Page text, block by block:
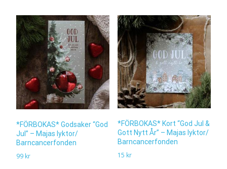
*FÖRBOKAS* Godsaker “God
Jul” – Majas lyktor/
Barncancerfonden
99 kr
*FÖRBOKAS* Kort “God Jul &
Gott Nytt År” – Majas lyktor/
Barncancerfonden
15 kr